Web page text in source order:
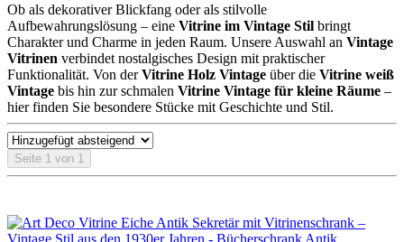
Ob als dekorativer Blickfang oder als stilvolle
Aufbewahrungslösung – eine Vitrine im Vintage Stil bringt
Charakter und Charme in jeden Raum. Unsere Auswahl an Vintage
Vitrinen verbindet nostalgisches Design mit praktischer
Funktionalität. Von derVitrine Holz Vintage über die Vitrine weiß
Vintage bis hin zur schmalen Vitrine Vintage für kleine Räume –
hier finden Sie besondere Stücke mit Geschichte und Stil.
Seite 1 von 1